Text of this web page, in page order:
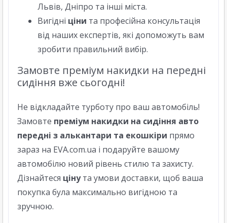
Львів, Дніпро та інші міста.
Вигідні ціни та професійна консультація
від наших експертів, які допоможуть вам
зробити правильний вибір.
Замовте преміум накидки на передні
сидіння вже сьогодні!
Не відкладайте турботу про ваш автомобіль!
Замовте преміум накидки на сидіння авто
передні з алькантари та екошкіри прямо
зараз на EVA.com.ua і подаруйте вашому
автомобілю новий рівень стилю та захисту.
Дізнайтеся цінута умови доставки, щоб ваша
покупка була максимально вигідною та
зручною.